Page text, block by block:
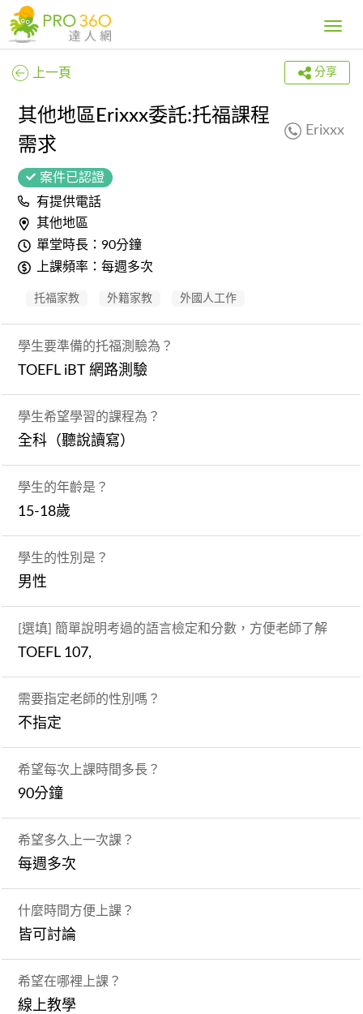
Toggle
上一頁 分享
其他地區Erixxx委託:托福課程
需求
Erixxx
案件已認證
有提供電話
其他地區
單堂時長：90分鐘
上課頻率：每週多次
托福家教 外籍家教 外國人工作
學生要準備的托福測驗為？
TOEFL iBT 網路測驗
學生希望學習的課程為？
全科（聽說讀寫）
學生的年齡是？
15-18歲
學生的性別是？
男性
[選填] 簡單說明考過的語言檢定和分數，方便老師了解
TOEFL 107,
需要指定老師的性別嗎？
不指定
希望每次上課時間多長？
90分鐘
希望多久上一次課？
每週多次
什麼時間方便上課？
皆可討論
希望在哪裡上課？
線上教學